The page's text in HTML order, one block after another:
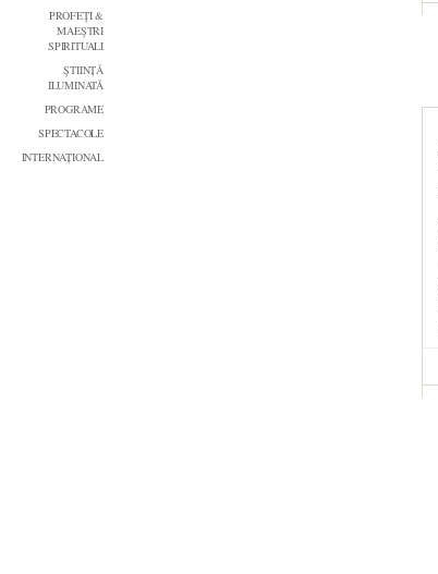
PROFEŢI &
MAEŞTRI
SPIRITUALI
ŞTIINȚĂ
ILUMINATĂ
PROGRAME
SPECTACOLE
INTERNAȚIONAL